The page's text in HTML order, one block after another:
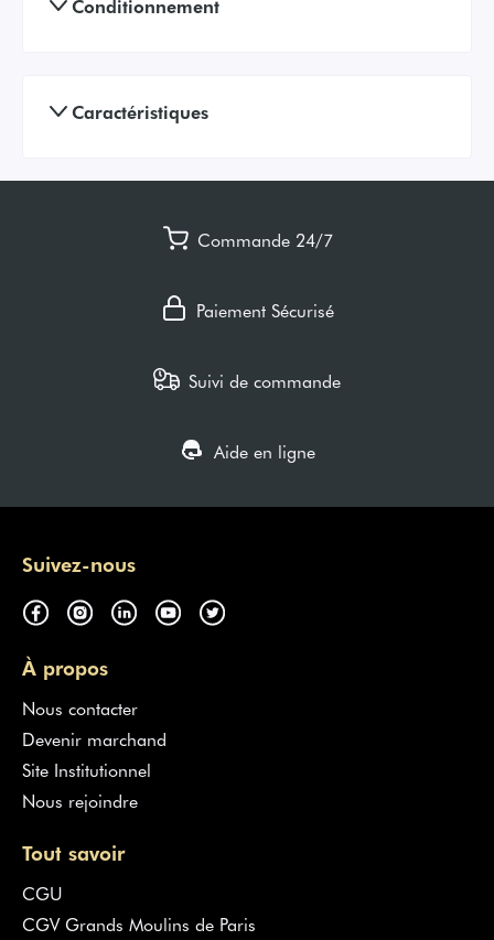
Conditionnement
Caractéristiques
Commande 24/7
Paiement Sécurisé
Suivi de commande
Aide en ligne
Suivez-nous
À propos
Nous contacter
Devenir marchand
Site Institutionnel
Nous rejoindre
Tout savoir
CGU
CGV Grands Moulins de Paris